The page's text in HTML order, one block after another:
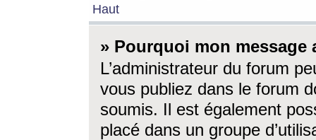
Haut
» Pourquoi mon message
L’administrateur du forum
vous publiez dans le forum
soumis. Il est également
placé dans un groupe